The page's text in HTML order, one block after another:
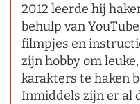
2012 leerde hij
behulp van
filmpjes en
zijn hobby om
karakters te haken
Inmiddels zijn er al